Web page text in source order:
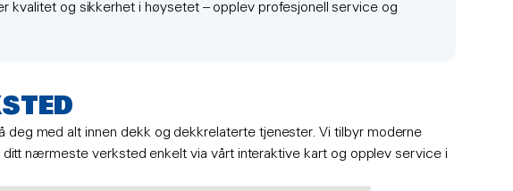
kvalitet og sikkerhet i høysetet – opplev profesjonell service og
deg med alt innen dekk og dekkrelaterte tjenester. Vi tilbyr moderne
nærmeste verksted enkelt via vårt interaktive kart og opplev service i